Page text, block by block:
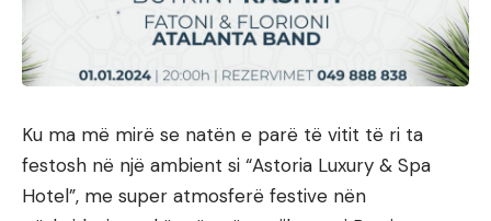
Ku ma më mirë se natën e parë të vitit të ri ta
festosh në një ambient si “Astoria Luxury & Spa
Hotel”, me super atmosferë festive nën